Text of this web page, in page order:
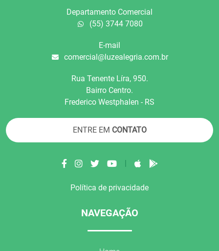
Departamento Comercial
(55) 3744 7080
E-mail
comercial@luzealegria.com.br
Rua Tenente Líra, 950.
Bairro Centro.
Frederico Westphalen - RS
ENTRE EM CONTATO
Política de privacidade
NAVEGAÇÃO